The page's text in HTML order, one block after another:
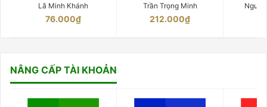
Lã Minh Khánh
76.000₫
Trần Trọng Minh
212.000₫
NÂNG CẤP TÀI KHOẢN